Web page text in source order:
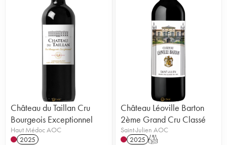
Château du Taillan Cru
Bourgeois Exceptionnel
Haut Médoc AOC
2025
Château Léoville Barton
2ème Grand Cru Classé
Saint-Julien AOC
2025 T